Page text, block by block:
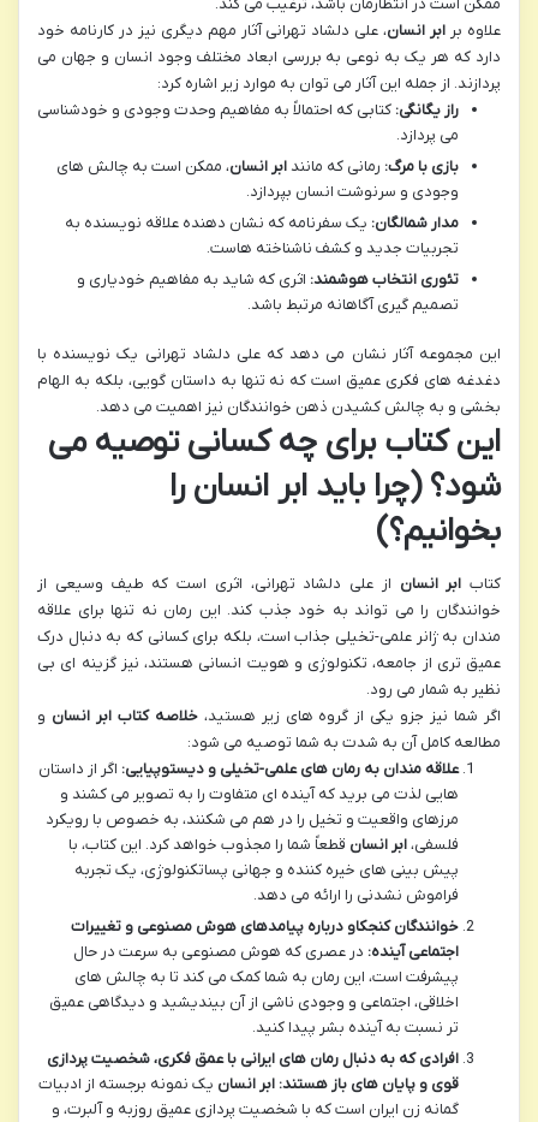
ممکن است در انتظارمان باشد، ترغیب می کند.
علاوه بر ابر انسان، علی دلشاد تهرانی آثار مهم دیگری نیز در کارنامه خود
دارد که هر یک به نوعی به بررسی ابعاد مختلف وجود انسان و جهان می
پردازند. از جمله این آثار می توان به موارد زیر اشاره کرد:
راز یگانگی: کتابی که احتمالاً به مفاهیم وحدت وجودی و خودشناسی
می پردازد.
بازی با مرگ: رمانی که مانندابر انسان، ممکن است به چالش های
وجودی و سرنوشت انسان بپردازد.
مدار شمالگان: یک سفرنامه که نشان دهنده علاقه نویسنده به
تجربیات جدید و کشف ناشناخته هاست.
تئوری انتخاب هوشمند: اثری که شاید به مفاهیم خودیاری و
تصمیم گیری آگاهانه مرتبط باشد.
این مجموعه آثار نشان می دهد که علی دلشاد تهرانی یک نویسنده با
دغدغه های فکری عمیق است که نه تنها به داستان گویی، بلکه به الهام
بخشی و به چالش کشیدن ذهن خوانندگان نیز اهمیت می دهد.
این کتاب برای چه کسانی توصیه می
شود؟ (چرا باید ابر انسان را
بخوانیم؟)
کتاب ابر انسان از علی دلشاد تهرانی، اثری است که طیف وسیعی از
خوانندگان را می تواند به خود جذب کند. این رمان نه تنها برای علاقه
مندان به ژانر علمی-تخیلی جذاب است، بلکه برای کسانی که به دنبال درک
عمیق تری از جامعه، تکنولوژی و هویت انسانی هستند، نیز گزینه ای بی
نظیر به شمار می رود.
اگر شما نیز جزو یکی از گروه های زیر هستید،خلاصه کتاب ابر انسان و
مطالعه کامل آن به شدت به شما توصیه می شود:
علاقه مندان به رمان های علمی-تخیلی و دیستوپیایی: اگر از داستان
هایی لذت می برید که آینده ای متفاوت را به تصویر می کشند و
مرزهای واقعیت و تخیل را در هم می شکنند، به خصوص با رویکرد
فلسفی،ابر انسان قطعاً شما را مجذوب خواهد کرد. این کتاب، با
پیش بینی های خیره کننده و جهانی پساتکنولوژی، یک تجربه
فراموش نشدنی را ارائه می دهد.
خوانندگان کنجکاو درباره پیامدهای هوش مصنوعی و تغییرات
اجتماعی آینده: در عصری که هوش مصنوعی به سرعت در حال
پیشرفت است، این رمان به شما کمک می کند تا به چالش های
اخلاقی، اجتماعی و وجودی ناشی از آن بیندیشید و دیدگاهی عمیق
تر نسبت به آینده بشر پیدا کنید.
افرادی که به دنبال رمان های ایرانی با عمق فکری، شخصیت پردازی
قوی و پایان های باز هستند: ابر انسان یک نمونه برجسته از ادبیات
گمانه زن ایران است که با شخصیت پردازی عمیق روزبه و آلبرت، و